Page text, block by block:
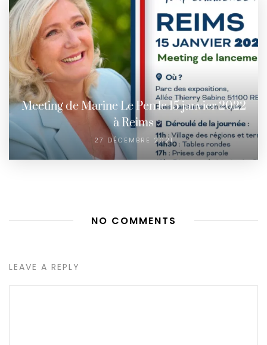
Meeting de Marine Le Pen le 15 janvier 2022
à Reims
27 DÉCEMBRE 2021
NO COMMENTS
LEAVE A REPLY